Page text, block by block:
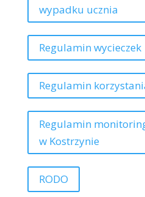
wypadku ucznia
Regulamin wycieczek
Regulamin
Regulamin
w Kostrzynie
RODO